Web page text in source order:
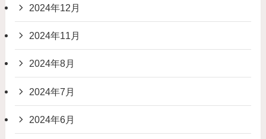
2024年12月
2024年11月
2024年8月
2024年7月
2024年6月